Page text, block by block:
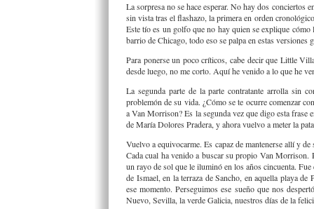
La sorpresa no se hace esperar. No hay dos
sin vista tras el flashazo, la primera en orden
Este tío es un golfo que no hay quien se explique
barrio de Chicago, todo eso se palpa en estas
Para ponerse un poco críticos, cabe decir que Little
desde luego, no me corto. Aquí he venido a lo que he
La segunda parte de la parte contratante arrolla sin
problemón de su vida. ¿Cómo se te ocurre comenzar
a Van Morrison? Es la segunda vez que digo esta
de María Dolores Pradera, y ahora vuelvo a meter la
Vuelvo a equivocarme. Es capaz de mantenerse allí y
Cada cual ha venido a buscar su propio Van Morrison.
un rayo de sol que le iluminó en los años cincuenta.
de Ismael, en la terraza de Sancho, en aquella playa
ese momento. Perseguimos ese sueño que nos
Nuevo, Sevilla, la verde Galicia, nuestros días de la